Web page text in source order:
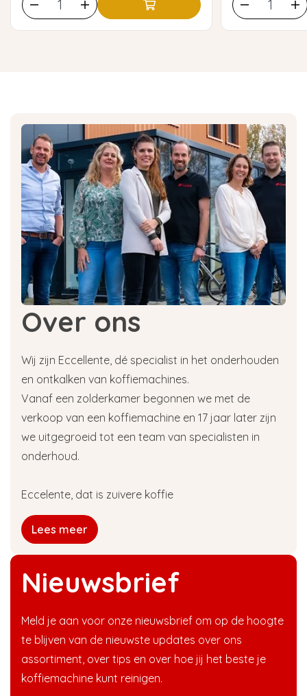
Nieuwsbrief
Meld je aan voor onze nieuwsbrief om op de hoogte
te blijven van de nieuwste updates over ons
assortiment, over tips en over hoe jij het beste je
koffiemachine kunt reinigen.
Over ons
Wij zijn Eccellente, dé specialist in het onderhouden
en ontkalken van koffiemachines.
Vanaf een zolderkamer begonnen we met de
verkoop van een koffiemachine en 17 jaar later zijn
we uitgegroeid tot een team van specialisten in
onderhoud.
Eccelente, dat is zuivere koffie
Lees meer